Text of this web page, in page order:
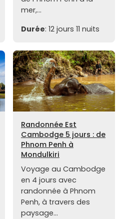
mer,...
Durée: 12 jours 11 nuits
Randonnée Est
Cambodge 5 jours : de
Phnom Penh à
Mondulkiri
Voyage au Cambodge
en 4 jours avec
randonnée à Phnom
Penh, à travers des
paysage...